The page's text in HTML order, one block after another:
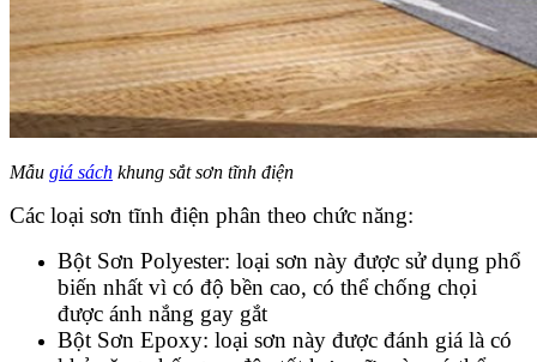
Mẫu giá sách khung sắt sơn tĩnh điện
Các loại sơn tĩnh điện phân theo chức năng:
Bột Sơn Polyester: loại sơn này được sử dụng phổ
biến nhất vì có độ bền cao, có thể chống chọi
được ánh nắng gay gắt
Bột Sơn Epoxy: loại sơn này được đánh giá là có